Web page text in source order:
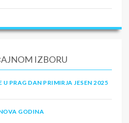
IZBORU
U PRAG DAN PRIMIRJA JESEN 2025
GODINA